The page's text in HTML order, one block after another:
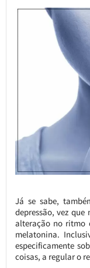
Já se sabe,
depressão, vez que
alteração no ritmo
melatonina.
especificamente
coisas, a regular o